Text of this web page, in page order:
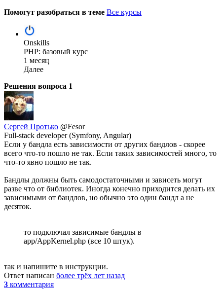
Помогут разобраться в теме Все курсы
Onskills
PHP: базовый курс
1 месяц
Далее
Решения вопроса 1
Сергей Протько @Fesor
Full-stack developer (Symfony, Angular)
Если у бандла есть зависимости от других бандлов - скорее
всего что-то пошло не так. Если таких зависимостей много, то
что-то явно пошло не так.
Бандлы должны быть самодостаточными и зависеть могут
разве что от библиотек. Иногда конечно приходится делать их
зависимыми от бандлов, но обычно это один бандл а не
десяток.
то подключал зависимые бандлы в
app/AppKernel.php (все 10 штук).
так и напишите в инструкции.
Ответ написан более трёх лет назад
3 комментария